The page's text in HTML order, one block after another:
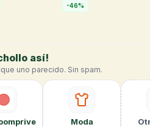
-46%
así!
uno parecido. Sin spam.
Moda